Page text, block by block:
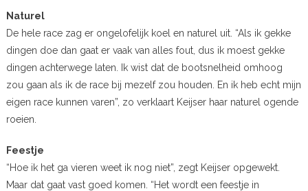
Naturel
De hele race zag er ongelofelijk koel en naturel uit. “Als ik gekke
dingen doe dan gaat er vaak van alles fout, dus ik moest gekke
dingen achterwege laten. Ik wist dat de bootsnelheid omhoog
zou gaan als ik de race bij mezelf zou houden. En ik heb echt mijn
eigen race kunnen varen”, zo verklaart Keijser haar naturel ogende
roeien.
Feestje
“Hoe ik het ga vieren weet ik nog niet”, zegt Keijser opgewekt.
Maar dat gaat vast goed komen. “Het wordt een feestje in